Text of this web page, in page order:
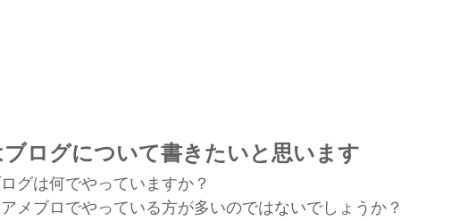
ログについて書きたいと思います
グは何でやっていますか？
メブロでやっている方が多いのではないでしょうか？